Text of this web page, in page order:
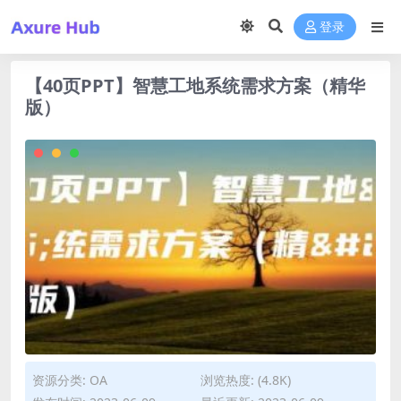
登录
【40页PPT】智慧工地系统需求方案（精华
版）
资源分类: OA
浏览热度: (4.8K)